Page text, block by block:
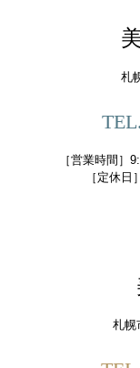
札
TEL.
［営業時間］
［定休
札幌